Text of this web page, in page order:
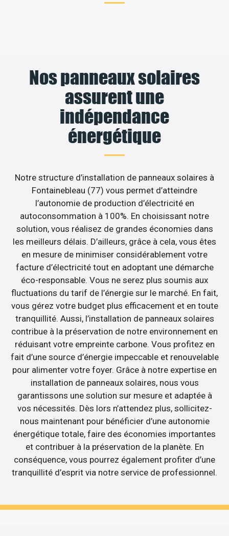
Nos panneaux solaires
assurent une
indépendance
énergétique
Notre structure d’installation de panneaux solaires à
Fontainebleau (77) vous permet d’atteindre
l’autonomie de production d’électricité en
autoconsommation à 100%. En choisissant notre
solution, vous réalisez de grandes économies dans
les meilleurs délais. D’ailleurs, grâce à cela, vous êtes
en mesure de minimiser considérablement votre
facture d’électricité tout en adoptant une démarche
éco-responsable. Vous ne serez plus soumis aux
fluctuations du tarif de l’énergie sur le marché. En fait,
vous gérez votre budget plus efficacement et en toute
tranquillité. Aussi, l’installation de panneaux solaires
contribue à la préservation de notre environnement en
réduisant votre empreinte carbone. Vous profitez en
fait d’une source d’énergie impeccable et renouvelable
pour alimenter votre foyer. Grâce à notre expertise en
installation de panneaux solaires, nous vous
garantissons une solution sur mesure et adaptée à
vos nécessités. Dès lors n’attendez plus, sollicitez-
nous maintenant pour bénéficier d’une autonomie
énergétique totale, faire des économies importantes
et contribuer à la préservation de la planète. En
conséquence, vous pourrez également profiter d’une
tranquillité d’esprit via notre service de professionnel.